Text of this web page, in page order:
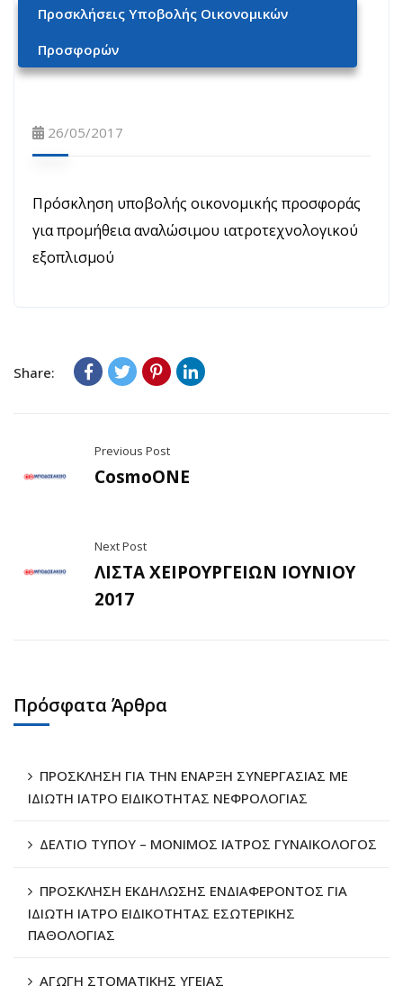
Προσκλήσεις Υποβολής Οικονομικών
Προσφορών
26/05/2017
Πρόσκληση υποβολής οικονομικής προσφοράς
για προμήθεια αναλώσιμου ιατροτεχνολογικού
εξοπλισμού
Share:
Previous Post
CosmoONE
Next Post
ΛΙΣΤΑ ΧΕΙΡΟΥΡΓΕΙΩΝ ΙΟΥΝΙΟΥ
2017
Πρόσφατα Άρθρα
ΠΡΟΣΚΛΗΣΗ ΓΙΑ ΤΗΝ ΕΝΑΡΞΗ ΣΥΝΕΡΓΑΣΙΑΣ ΜΕ
ΙΔΙΩΤΗ ΙΑΤΡΟ ΕΙΔΙΚΟΤΗΤΑΣ ΝΕΦΡΟΛΟΓΙΑΣ
ΔΕΛΤΙΟ ΤΥΠΟΥ – ΜΟΝΙΜΟΣ ΙΑΤΡΟΣ ΓΥΝΑΙΚΟΛΟΓΟΣ
ΠΡΟΣΚΛΗΣΗ ΕΚΔΗΛΩΣΗΣ ΕΝΔΙΑΦΕΡΟΝΤΟΣ ΓΙΑ
ΙΔΙΩΤΗ ΙΑΤΡΟ ΕΙΔΙΚΟΤΗΤΑΣ ΕΣΩΤΕΡΙΚΗΣ
ΠΑΘΟΛΟΓΙΑΣ
ΑΓΩΓΗ ΣΤΟΜΑΤΙΚΗΣ ΥΓΕΙΑΣ